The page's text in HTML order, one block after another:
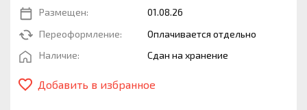
Размещен:
01.08.26
Переоформление:
Оплачивается отдельно
Наличие:
Сдан на хранение
Добавить в избранное